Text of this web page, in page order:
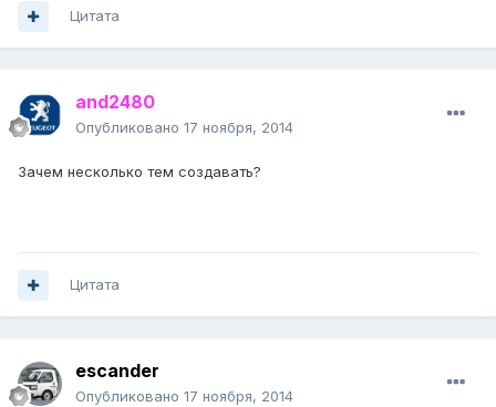
Цитата
and2480
Опубликовано 17 ноября, 2014
Зачем несколько тем создавать?
Цитата
escander
Опубликовано 17 ноября, 2014